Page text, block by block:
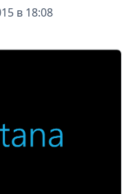
в 18:08